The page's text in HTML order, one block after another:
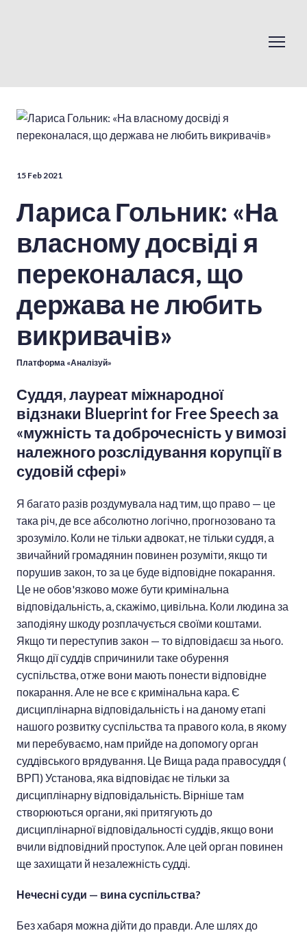
15 Feb 2021
Лариса Гольник: «На
власному досвіді я
переконалася, що
держава не любить
викривачів»
Платформа «Аналізуй»
Суддя, лауреат міжнародної
відзнаки Blueprint for Free Speech за
«мужність та доброчесність у вимозі
належного розслідування корупції в
судовій сфері»
Я багато разів роздумувала над тим, що право — це
така річ, де все абсолютно логічно, прогнозовано та
зрозуміло. Коли не тільки адвокат, не тільки суддя, а
звичайний громадянин повинен розуміти, якщо ти
порушив закон, то за це буде відповідне покарання.
Це не обов'язково може бути кримінальна
відповідальність, а, скажімо, цивільна. Коли людина за
заподіяну шкоду розплачується своїми коштами.
Якщо ти переступив закон — то відповідаєш за нього.
Якщо дії суддів спричинили таке обурення
суспільства, отже вони мають понести відповідне
покарання. Але не все є кримінальна кара. Є
дисциплінарна відповідальність і на даному етапі
нашого розвитку суспільства та правого кола, в якому
ми перебуваємо, нам прийде на допомогу орган
суддівського врядування. Це Вища рада правосуддя (
ВРП) Установа, яка відповідає не тільки за
дисциплінарну відповідальність. Вірніше там
створюються органи, які притягують до
дисциплінарної відповідальності суддів, якщо вони
вчили відповідний проступок. Але цей орган повинен
ще захищати й незалежність судді.
Нечесні суди — вина суспільства?
Без хабаря можна дійти до правди. Але шлях до